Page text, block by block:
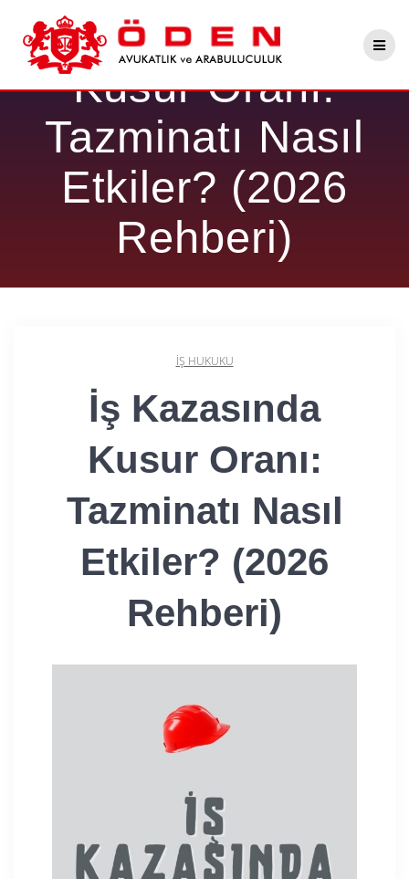
to
content
İş Kazasında
Kusur Oranı:
Tazminatı Nasıl
Etkiler? (2026
Rehberi)
İŞ HUKUKU
İş Kazasında
Kusur Oranı:
Tazminatı Nasıl
Etkiler? (2026
Rehberi)